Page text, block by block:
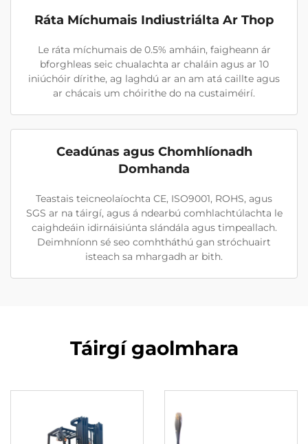
Ráta Míchumais Indiustriálta Ar Thop
Le ráta míchumais de 0.5% amháin, faigheann ár
bforghleas seic chualachta ar chaláin agus ar 10
iniúchóir dírithe, ag laghdú ar an am atá caillte agus
ar chácais um chóirithe do na custaiméirí.
Ceadúnas agus Chomhlíonadh
Domhanda
Teastais teicneolaíochta CE, ISO9001, ROHS, agus
SGS ar na táirgí, agus á ndearbú comhlachtúlachta le
caighdeáin idirnáisiúnta slándála agus timpeallach.
Deimhníonn sé seo comhtháthú gan stróchuairt
isteach sa mhargadh ar bith.
Táirgí gaolmhara